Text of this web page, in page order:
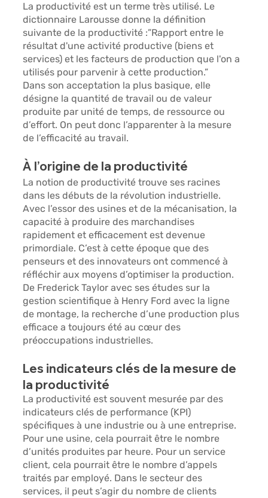
La productivité est un terme très utilisé. Le
dictionnaire Larousse donne la définition
suivante de la productivité :”Rapport entre le
résultat d'une activité productive (biens et
services) et les facteurs de production que l'on a
utilisés pour parvenir à cette production.”
Dans son acceptation la plus basique, elle
désigne la quantité de travail ou de valeur
produite par unité de temps, de ressource ou
d’effort. On peut donc l’apparenter à la mesure
de l’efficacité au travail.
À l’origine de la productivité
La notion de productivité trouve ses racines
dans les débuts de la révolution industrielle.
Avec l’essor des usines et de la mécanisation, la
capacité à produire des marchandises
rapidement et efficacement est devenue
primordiale. C’est à cette époque que des
penseurs et des innovateurs ont commencé à
réfléchir aux moyens d’optimiser la production.
De Frederick Taylor avec ses études sur la
gestion scientifique à Henry Ford avec la ligne
de montage, la recherche d’une production plus
efficace a toujours été au cœur des
préoccupations industrielles.
Les indicateurs clés de la mesure de
la productivité
La productivité est souvent mesurée par des
indicateurs clés de performance (KPI)
spécifiques à une industrie ou à une entreprise.
Pour une usine, cela pourrait être le nombre
d’unités produites par heure. Pour un service
client, cela pourrait être le nombre d’appels
traités par employé. Dans le secteur des
services, il peut s’agir du nombre de clients